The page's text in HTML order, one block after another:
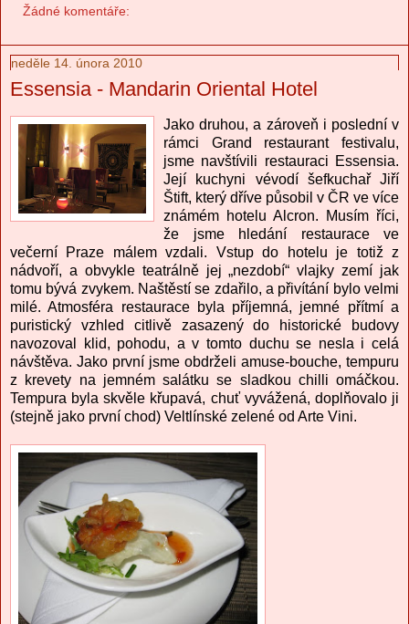
Žádné komentáře:
neděle 14. února 2010
Essensia - Mandarin Oriental Hotel
Jako druhou, a zároveň i poslední v
rámci Grand restaurant festivalu,
jsme navštívili restauraci Essensia.
Její kuchyni vévodí šefkuchař Jiří
Štift, který dříve působil v ČR ve více
známém hotelu Alcron. Musím říci,
že jsme hledání restaurace ve
večerní Praze málem vzdali. Vstup do hotelu je totiž z
nádvoří, a obvykle teatrálně jej „nezdobí“ vlajky zemí jak
tomu bývá zvykem. Naštěstí se zdařilo, a přivítání bylo velmi
milé. Atmosféra restaurace byla příjemná, jemné přítmí a
puristický vzhled citlivě zasazený do historické budovy
navozoval klid, pohodu, a v tomto duchu se nesla i celá
návštěva. Jako první jsme obdrželi amuse-bouche, tempuru
z krevety na jemném salátku se sladkou chilli omáčkou.
Tempura byla skvěle křupavá, chuť vyvážená, doplňovalo ji
(stejně jako první chod) Veltlínské zelené od Arte Vini.